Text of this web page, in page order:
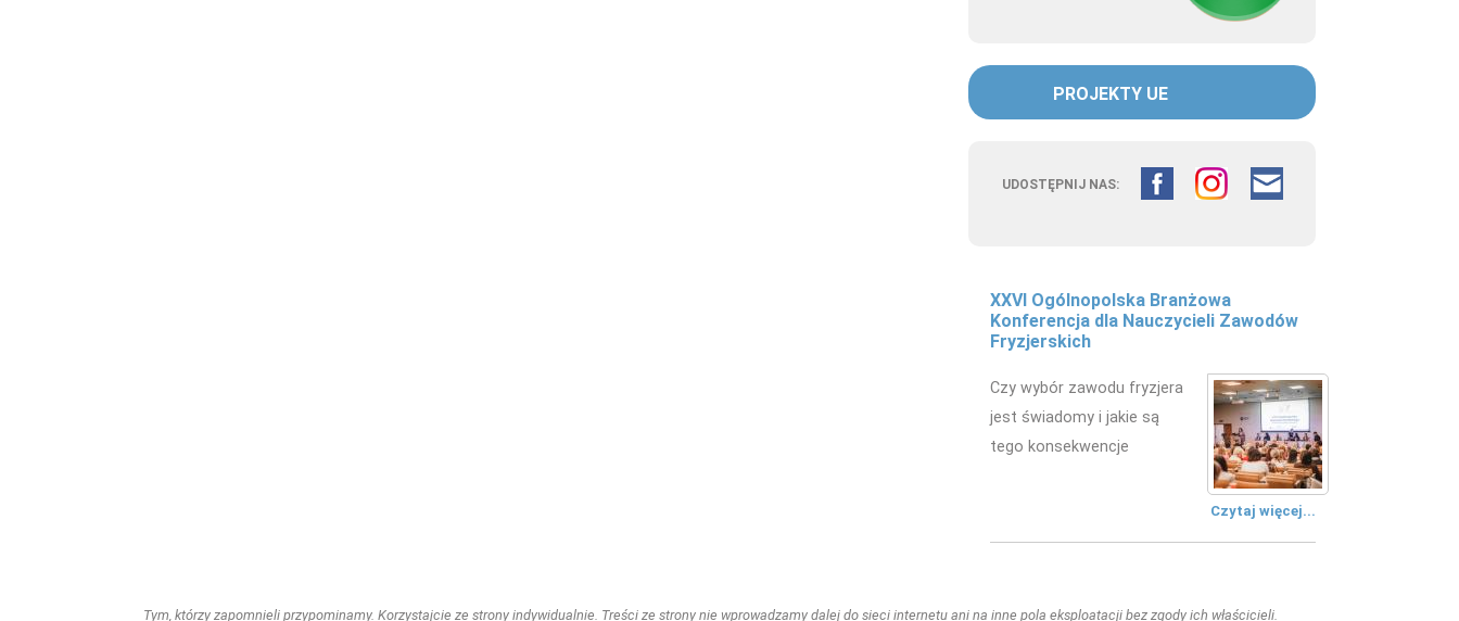
PROJEKTY UE
UDOSTĘPNIJ NAS:
XXVI Ogólnopolska Branżowa
Konferencja dla Nauczycieli Zawodów
Fryzjerskich
Czy wybór zawodu fryzjera
jest świadomy i jakie są
tego konsekwencje
Czytaj więcej...
Tym, którzy zapomnieli przypominamy. Korzystajcie ze strony indywidualnie. Treści ze strony nie wprowadzamy dalej do sieci internetu ani na inne pola eksploatacji bez zgody ich właścicieli.